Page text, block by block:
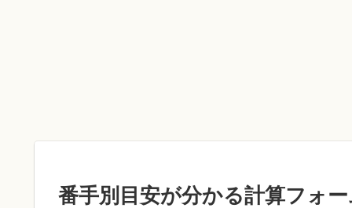
番手別目安が分かる計算フォ